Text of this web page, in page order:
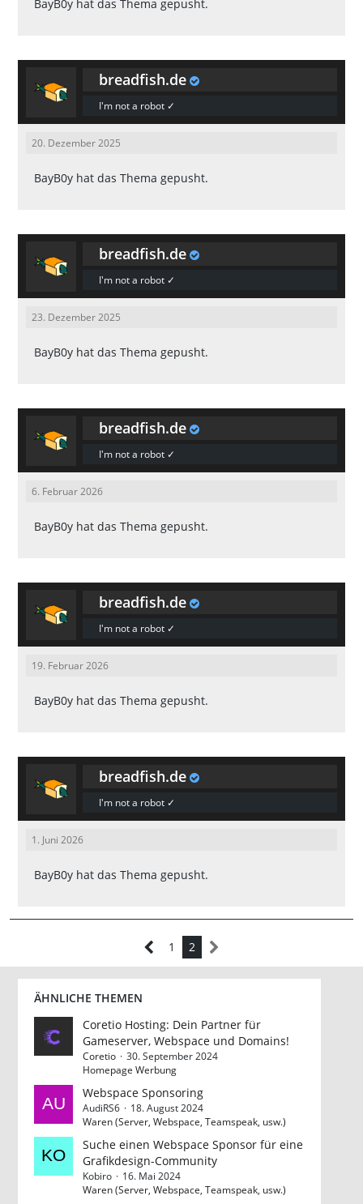
BayB0y hat das Thema gepusht.
breadfish.de
I'm not a robot ✓
20. Dezember 2025
BayB0y hat das Thema gepusht.
breadfish.de
I'm not a robot ✓
23. Dezember 2025
BayB0y hat das Thema gepusht.
breadfish.de
I'm not a robot ✓
6. Februar 2026
BayB0y hat das Thema gepusht.
breadfish.de
I'm not a robot ✓
19. Februar 2026
BayB0y hat das Thema gepusht.
breadfish.de
I'm not a robot ✓
1. Juni 2026
BayB0y hat das Thema gepusht.
1 2
ÄHNLICHE THEMEN
Coretio Hosting: Dein Partner für
Gameserver, Webspace und Domains!
Coretio
30. September 2024
Homepage Werbung
Webspace Sponsoring
AudiRS6
18. August 2024
Waren (Server, Webspace, Teamspeak, usw.)
Suche einen Webspace Sponsor für eine
Grafikdesign-Community
Kobiro
16. Mai 2024
Waren (Server, Webspace, Teamspeak, usw.)